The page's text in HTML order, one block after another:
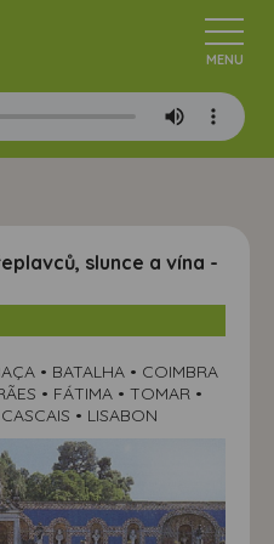
slunce a vína -
• BATALHA • COIMBRA
• FÁTIMA • TOMAR •
• LISABON